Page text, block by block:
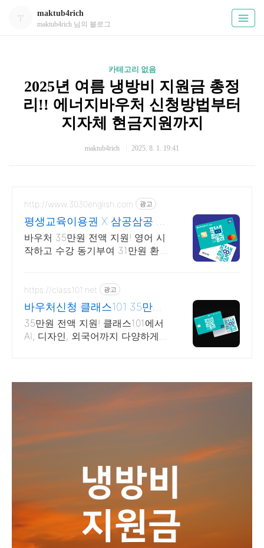
maktub4rich
maktub4rich 님의 블로그
카테고리 없음
2025년 여름 냉방비 지원금 총정
리!! 에너지바우처 신청방법부터
지자체 현금지원까지
maktub4rich 2025. 8. 1. 19:41
http://www.3030english.com 광고
평생교육이용권 X 삼공삼공 오
늘 24:00 환급 종료
바우처 35만원 전액 지원! 영어 시
작하고 수강 동기부여 31만원 환급
https://class101.net 광고
바우처신청 클래스101 35만원
역대급 지원 혜택
35만원 전액 지원! 클래스101에서
AI, 디자인, 외국어까지 다양하게